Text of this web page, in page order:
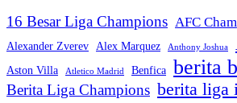
16 Besar Liga Champions AFC
Alexander Zverev Alex Marquez Anthony Joshua
Aston Villa Atletico Madrid Benfica berita
Berita Liga Champions berita liga